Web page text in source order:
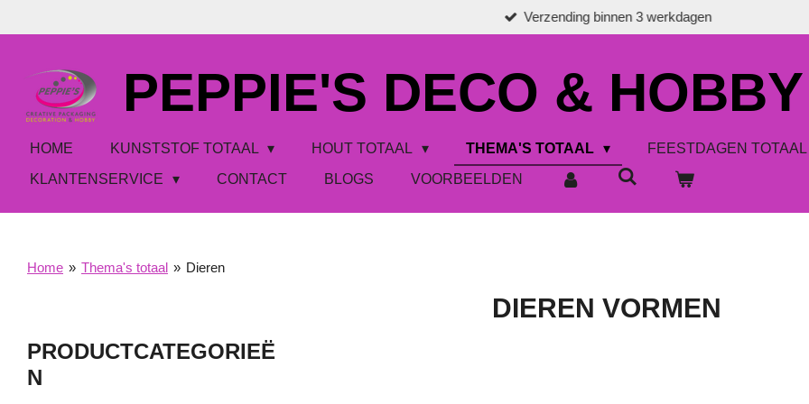
direct
hoofdinhoud
Verzending binnen 3 werkdagen
PEPPIE'S DECO & HOBBY
HOME KUNSTSTOF TOTAAL HOUT TOTAAL THEMA'S TOTAAL FEESTDAGEN TOTAAL
KLANTENSERVICE
CONTACT BLOGS VOORBEELDEN
Home » Thema's totaal » Dieren
DIEREN VORMEN
PRODUCTCATEGORIEË
N